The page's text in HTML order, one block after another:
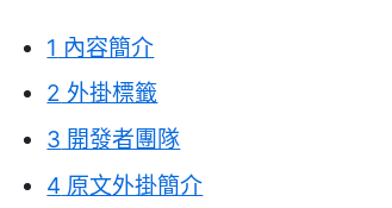
1 內容簡介
2 外掛標籤
3 開發者團隊
4 原文外掛簡介